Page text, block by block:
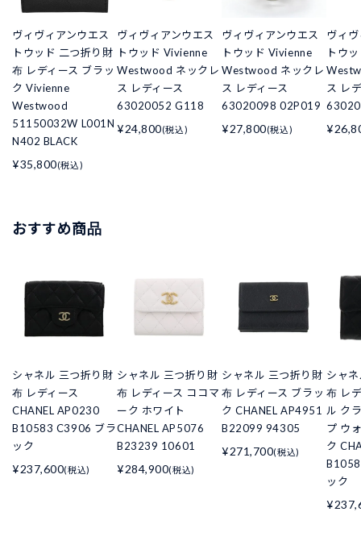
ヴィヴィアンウエス
トウッド 二つ折り財
布 レディース ブラッ
ク Vivienne
Westwood
51150032W L001N
N402 BLACK
¥35,800(税込)
ヴィヴィアンウエス
トウッド Vivienne
Westwood ネックレ
ス レディース
63020052 G118
¥24,800(税込)
ヴィヴィアンウエス
トウッド Vivienne
Westwood ネックレ
ス レディース
63020098 02P019
¥27,800(税込)
ヴィ
トウ
ス レ
おすすめ商品
シャネル 三つ折り財
布 レディース
CHANEL AP0230
B10583 C3906 ブラ
ック
¥237,600(税込)
シャネル 三つ折り財
布 レディース ココマ
ーク ホワイト
CHANEL AP5076
B23239 10601
¥284,900(税込)
シャネル 三つ折り財
布 レディース ブラッ
ク CHANEL AP4951
B22099 94305
¥271,700(税込)
シャ
布 レ
ル ク
プ ウ
ク
ック